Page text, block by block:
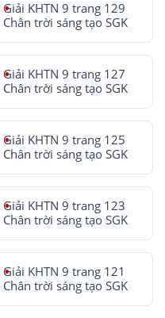
Giải KHTN 9 trang 129
Chân trời sáng tạo SGK
Giải KHTN 9 trang 127
Chân trời sáng tạo SGK
Giải KHTN 9 trang 125
Chân trời sáng tạo SGK
Giải KHTN 9 trang 123
Chân trời sáng tạo SGK
Giải KHTN 9 trang 121
Chân trời sáng tạo SGK